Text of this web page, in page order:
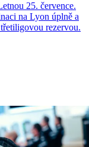
25. července.
na Lyon úplně a
rezervou.